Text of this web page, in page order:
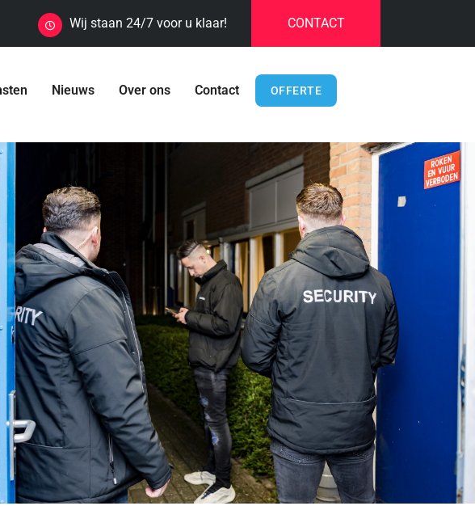
Wij staan 24/7 voor u klaar! CONTACT
Nieuws Over ons Contact OFFERTE